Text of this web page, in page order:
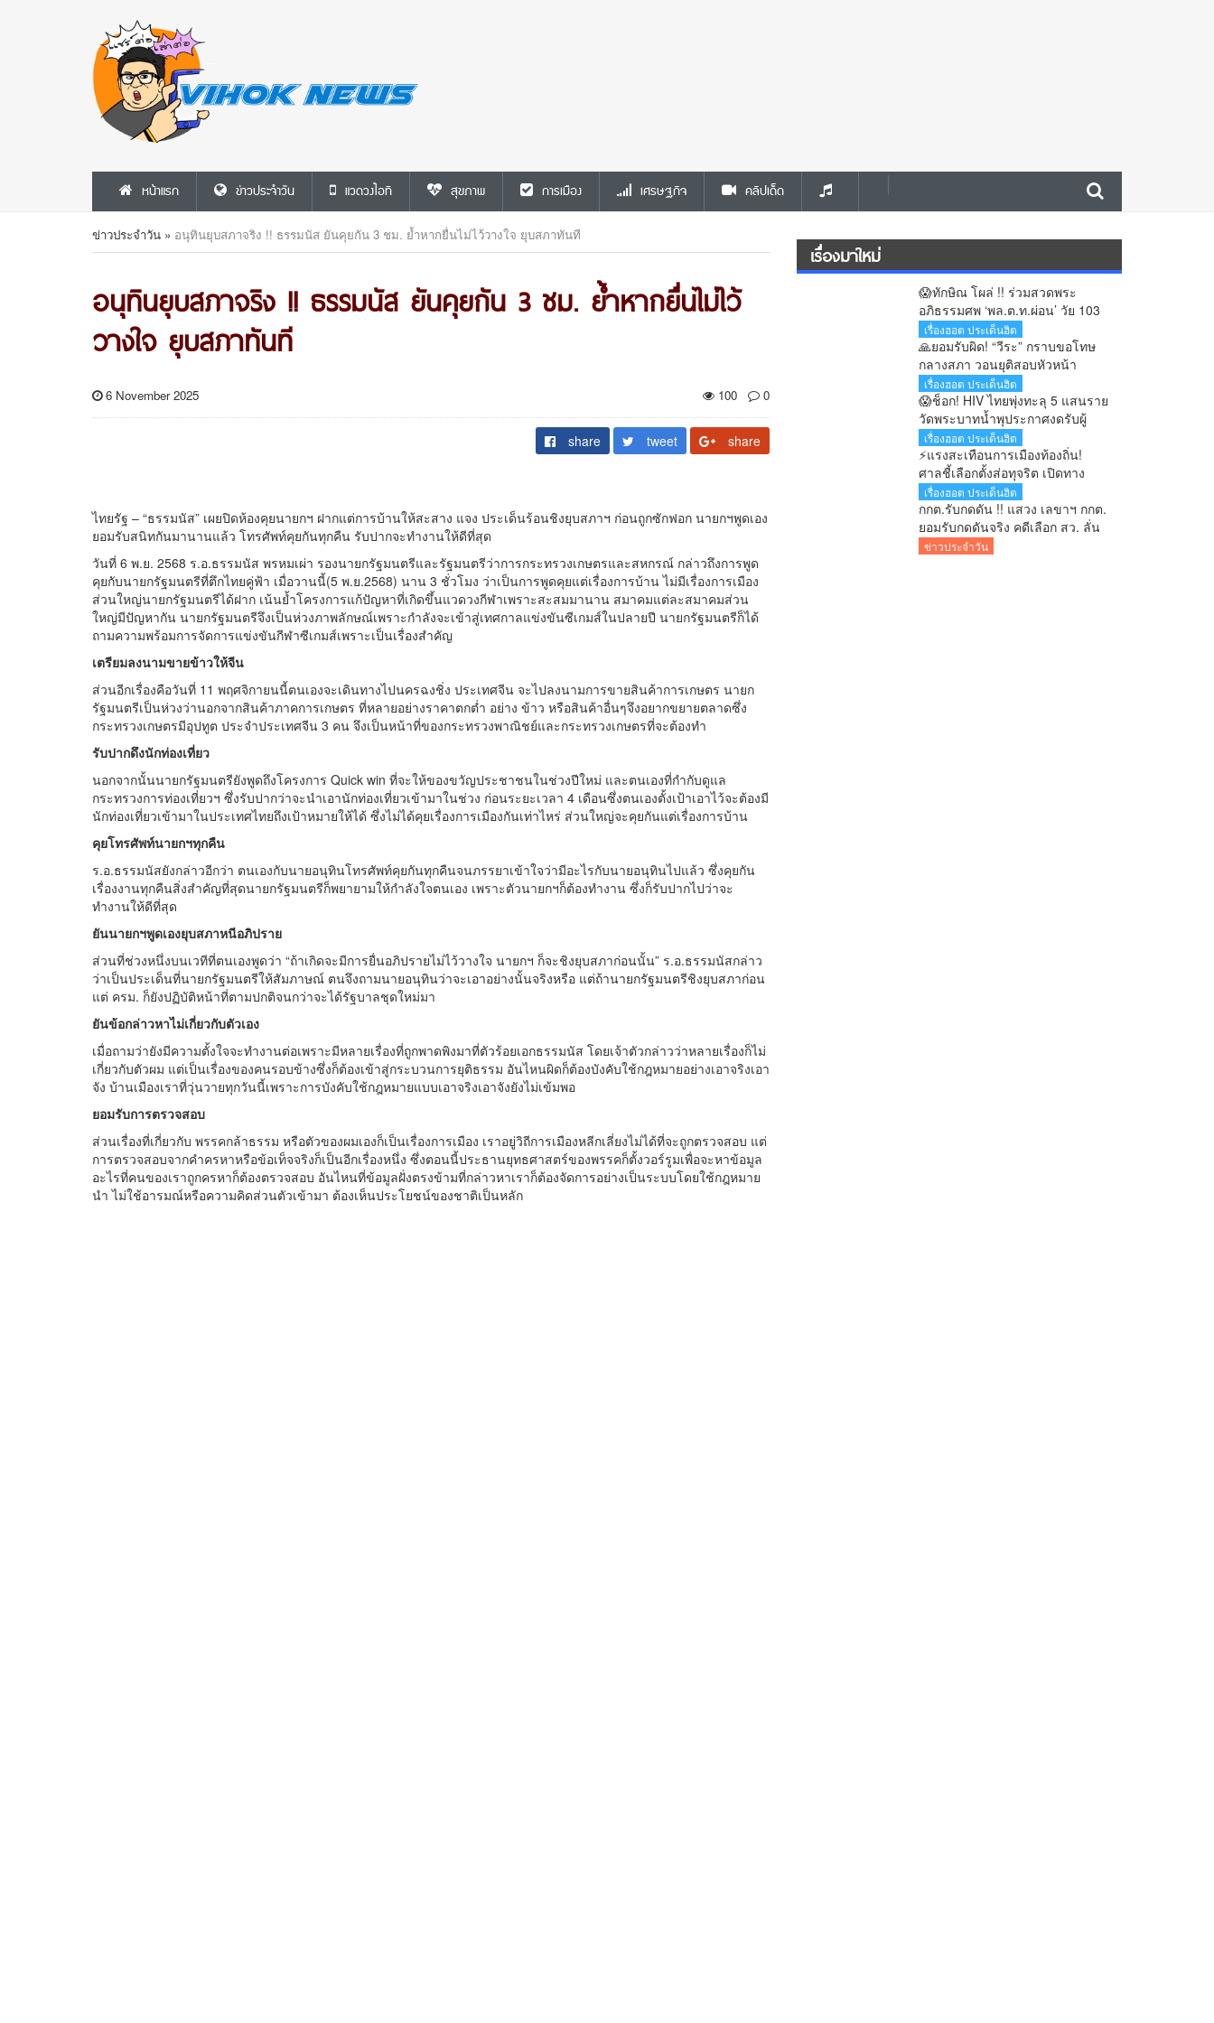
หน้าแรก ข่าวประจำวัน แวดวงไอที สุขภาพ การเมือง เศรษฐกิจ คลิปเด็ด
ข่าวประจำวัน » อนุทินยุบสภาจริง !! ธรรมนัส ยันคุยกัน 3 ชม. ย้ำหากยื่นไม่ไว้วางใจ ยุบสภาทันที
อนุทินยุบสภาจริง !! ธรรมนัส ยันคุยกัน 3 ชม. ย้ำหากยื่นไม่ไว้
วางใจ ยุบสภาทันที
6 November 2025 100 0
share tweet share
ไทยรัฐ – “ธรรมนัส” เผยปิดห้องคุยนายกฯ ฝากแต่การบ้านให้สะสาง แจง ประเด็นร้อนชิงยุบสภาฯ ก่อนถูกซักฟอก นายกฯพูดเอง
ยอมรับสนิทกันมานานแล้ว โทรศัพท์คุยกันทุกคืน รับปากจะทำงานให้ดีที่สุด
วันที่ 6 พ.ย. 2568 ร.อ.ธรรมนัส พรหมเผ่า รองนายกรัฐมนตรีและรัฐมนตรีว่าการกระทรวงเกษตรและสหกรณ์ กล่าวถึงการพูด
คุยกับนายกรัฐมนตรีที่ตึกไทยคู่ฟ้า เมื่อวานนี้(5 พ.ย.2568) นาน 3 ชั่วโมง ว่าเป็นการพูดคุยแต่เรื่องการบ้าน ไม่มีเรื่องการเมือง
ส่วนใหญ่นายกรัฐมนตรีได้ฝาก เน้นย้ำโครงการแก้ปัญหาที่เกิดขึ้นแวดวงกีฬาเพราะสะสมมานาน สมาคมแต่ละสมาคมส่วน
ใหญ่มีปัญหากัน นายกรัฐมนตรีจึงเป็นห่วงภาพลักษณ์เพราะกำลังจะเข้าสู่เทศกาลแข่งขันซีเกมส์ในปลายปี นายกรัฐมนตรีก็ได้
ถามความพร้อมการจัดการแข่งขันกีฬาซีเกมส์เพราะเป็นเรื่องสำคัญ
เตรียมลงนามขายข้าวให้จีน
ส่วนอีกเรื่องคือวันที่ 11 พฤศจิกายนนี้ตนเองจะเดินทางไปนครฉงชิ่ง ประเทศจีน จะไปลงนามการขายสินค้าการเกษตร นายก
รัฐมนตรีเป็นห่วงว่านอกจากสินค้าภาคการเกษตร ที่หลายอย่างราคาตกต่ำ อย่าง ข้าว หรือสินค้าอื่นๆจึงอยากขยายตลาดซึ่ง
กระทรวงเกษตรมีอุปทูต ประจำประเทศจีน 3 คน จึงเป็นหน้าที่ของกระทรวงพาณิชย์และกระทรวงเกษตรที่จะต้องทำ
รับปากดึงนักท่องเที่ยว
นอกจากนั้นนายกรัฐมนตรียังพูดถึงโครงการ Quick win ที่จะให้ของขวัญประชาชนในช่วงปีใหม่ และตนเองที่กำกับดูแล
กระทรวงการท่องเที่ยวฯ ซึ่งรับปากว่าจะนำเอานักท่องเที่ยวเข้ามาในช่วง ก่อนระยะเวลา 4 เดือนซึ่งตนเองตั้งเป้าเอาไว้จะต้องมี
นักท่องเที่ยวเข้ามาในประเทศไทยถึงเป้าหมายให้ได้ ซึ่งไม่ได้คุยเรื่องการเมืองกันเท่าไหร่ ส่วนใหญ่จะคุยกันแต่เรื่องการบ้าน
คุยโทรศัพท์นายกฯทุกคืน
ร.อ.ธรรมนัสยังกล่าวอีกว่า ตนเองกับนายอนุทินโทรศัพท์คุยกันทุกคืนจนภรรยาเข้าใจว่ามีอะไรกับนายอนุทินไปแล้ว ซึ่งคุยกัน
เรื่องงานทุกคืนสิ่งสำคัญที่สุดนายกรัฐมนตรีก็พยายามให้กำลังใจตนเอง เพราะตัวนายกฯก็ต้องทำงาน ซึ่งก็รับปากไปว่าจะ
ทำงานให้ดีที่สุด
ยันนายกฯพูดเองยุบสภาหนีอภิปราย
ส่วนที่ช่วงหนึ่งบนเวทีที่ตนเองพูดว่า “ถ้าเกิดจะมีการยื่นอภิปรายไม่ไว้วางใจ นายกฯ ก็จะชิงยุบสภาก่อนนั้น” ร.อ.ธรรมนัสกล่าว
ว่าเป็นประเด็นที่นายกรัฐมนตรีให้สัมภาษณ์ ตนจึงถามนายอนุทินว่าจะเอาอย่างนั้นจริงหรือ แต่ถ้านายกรัฐมนตรีชิงยุบสภาก่อน
แต่ ครม. ก็ยังปฏิบัติหน้าที่ตามปกติจนกว่าจะได้รัฐบาลชุดใหม่มา
ยันข้อกล่าวหาไม่เกี่ยวกับตัวเอง
เมื่อถามว่ายังมีความตั้งใจจะทำงานต่อเพราะมีหลายเรื่องที่ถูกพาดพิงมาที่ตัวร้อยเอกธรรมนัส โดยเจ้าตัวกล่าวว่าหลายเรื่องก็ไม่
เกี่ยวกับตัวผม แต่เป็นเรื่องของคนรอบข้างซึ่งก็ต้องเข้าสู่กระบวนการยุติธรรม อันไหนผิดก็ต้องบังคับใช้กฎหมายอย่างเอาจริงเอา
จัง บ้านเมืองเราที่วุ่นวายทุกวันนี้เพราะการบังคับใช้กฎหมายแบบเอาจริงเอาจังยังไม่เข้มพอ
ยอมรับการตรวจสอบ
ส่วนเรื่องที่เกี่ยวกับ พรรคกล้าธรรม หรือตัวของผมเองก็เป็นเรื่องการเมือง เราอยู่วิถีการเมืองหลีกเลี่ยงไม่ได้ที่จะถูกตรวจสอบ แต่
การตรวจสอบจากคำครหาหรือข้อเท็จจริงก็เป็นอีกเรื่องหนึ่ง ซึ่งตอนนี้ประธานยุทธศาสตร์ของพรรคก็ตั้งวอร์รูมเพื่อจะหาข้อมูล
อะไรที่คนของเราถูกครหาก็ต้องตรวจสอบ อันไหนที่ข้อมูลฝั่งตรงข้ามที่กล่าวหาเราก็ต้องจัดการอย่างเป็นระบบโดยใช้กฎหมาย
นำ ไม่ใช้อารมณ์หรือความคิดส่วนตัวเข้ามา ต้องเห็นประโยชน์ของชาติเป็นหลัก
เรื่องมาใหม่
😱ทักษิณ โผล่ !! ร่วมสวดพระ
อภิธรรมศพ ‘พล.ต.ท.ผ่อน’ วัย 103
ปี บิดาเมียเศรษฐา
เรื่องฮอต ประเด็นฮิต
🙏ยอมรับผิด! “วีระ” กราบขอโทษ
กลางสภา วอนยุติสอบหัวหน้า
อุทยานสิมิลัน รับจำปีเข้าพักคลาด
เคลื่อน
เรื่องฮอต ประเด็นฮิต
😱ช็อก! HIV ไทยพุ่งทะลุ 5 แสนราย
วัดพระบาทน้ำพุประกาศงดรับผู้
ป่วยเพิ่ม แบกภาระดูแลกว่า 200
ชีวิต
เรื่องฮอต ประเด็นฮิต
⚡แรงสะเทือนการเมืองท้องถิ่น!
ศาลชี้เลือกตั้งส่อทุจริต เปิดทาง
เลือกตั้งใหม่ใน 60 วัน
เรื่องฮอต ประเด็นฮิต
กกต.รับกดดัน !! แสวง เลขาฯ กกต.
ยอมรับกดดันจริง คดีเลือก สว. ลั่น
สิ้นเดือนสิงหาคมรู้ผลทุกคำร้อง
ข่าวประจำวัน